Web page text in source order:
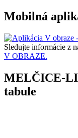
Mobilná
Sledujte informácie z
V OBRAZE.
MELČICE-
tabule